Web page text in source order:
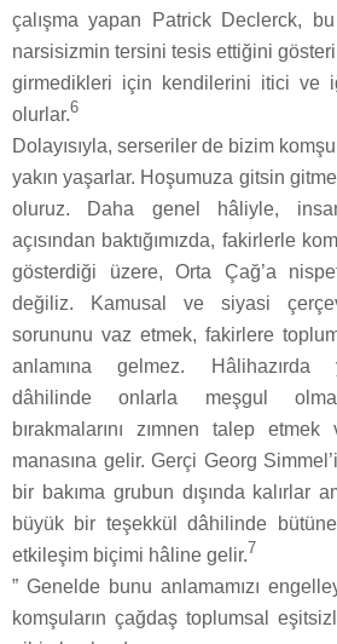
çalışma yapan Patrick Declerck, bu
narsisizmin tersini tesis ettiğini
girmedikleri için kendilerini itici ve
olurlar.6
Dolayısıyla, serseriler de bizim
yakın yaşarlar. Hoşumuza gitsin
oluruz. Daha genel hâliyle,
açısından baktığımızda, fakirlerle
gösterdiği üzere, Orta Çağ’a
değiliz. Kamusal ve siyasi
sorununu vaz etmek, fakirlere
anlamına gelmez. Hâlihazırda
dâhilinde onlarla meşgul
bırakmalarını zımnen talep etmek
manasına gelir. Gerçi Georg
bir bakıma grubun dışında kalırlar
büyük bir teşekkül dâhilinde
etkileşim biçimi hâline gelir.7
” Genelde bunu anlamamızı
komşuların çağdaş toplumsal